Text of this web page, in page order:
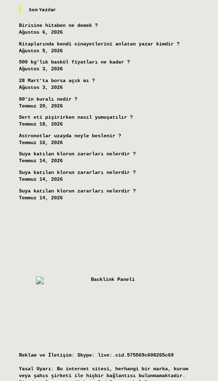
Son Yazılar
Birisine hitaben ne demek ?
Ağustos 6, 2026
Kitaplarında kendi cinayetlerini anlatan yazar kimdir ?
Ağustos 5, 2026
500 kg’lık baskül fiyatları ne kadar ?
Ağustos 3, 2026
28 Mart’ta borsa açık mı ?
Ağustos 3, 2026
80’in kuralı nedir ?
Temmuz 20, 2026
Sert eti pişirirken nasıl yumuşatılır ?
Temmuz 18, 2026
Astronotlar uzayda neyle beslenir ?
Temmuz 16, 2026
Suya katılan klorun zararları nelerdir ?
Temmuz 14, 2026
Suya katılan klorun zararları nelerdir ?
Temmuz 14, 2026
Suya katılan klorun zararları nelerdir ?
Temmuz 14, 2026
Reklam ve İletişim: Skype: live:.cid.575569c608265c69
Yasal Uyarı:
Bu internet sitesi, herhangi bir marka, kurum
veya şahıs şirketi ile hiçbir bağlantısı bulunmamaktadır.